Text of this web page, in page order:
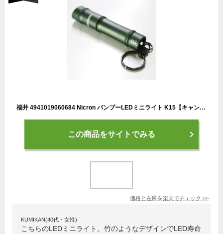
福井 4941019060684 Nicron バンブーLEDミニライト K15【キャンセル不可】
この商品をサイトでみる
価格と在庫を楽天でチェック >>
KUMIKAN(40代・女性)
こちらのLEDミニライト。竹のようなデザインでLED寿命